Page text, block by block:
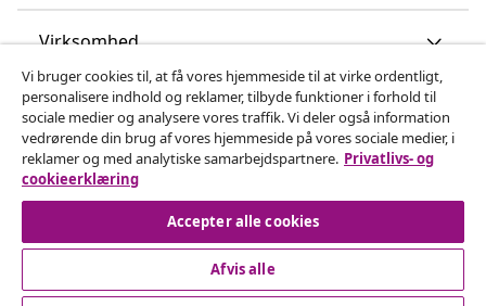
Virksomhed
vidaXL
Opdag mere
Vi bruger cookies til, at få vores hjemmeside til at virke ordentligt,
personalisere indhold og reklamer, tilbyde funktioner i forhold til
sociale medier og analysere vores traffik. Vi deler også information
vedrørende din brug af vores hjemmeside på vores sociale medier, i
reklamer og med analytiske samarbejdspartnere. Privatlivs- og
cookieerklæring
Accepter alle cookies
Afvis alle